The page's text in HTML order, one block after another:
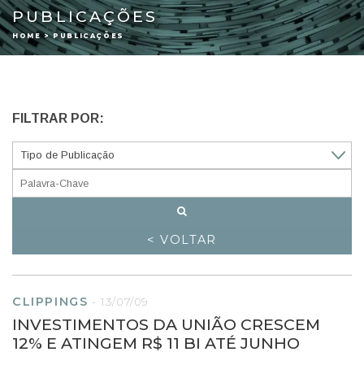
PUBLICAÇÕES
HOME > PUBLICAÇÕES
FILTRAR POR:
< VOLTAR
CLIPPINGS -13/07/09
INVESTIMENTOS DA UNIÃO CRESCEM
12% E ATINGEM R$ 11 BI ATÉ JUNHO